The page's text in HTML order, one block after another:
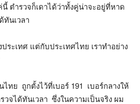
นี้ ตำรวจก็เดาได้ว่าทั้งคู่น่าจะอยู่ที่หาด
ทันเวลา
ประเทศ แต่กับประเทศไทย เราทำอย่าง
ไทย ถูกตั้งไว้ที่เบอร์ 191 เบอร์กลางให้
จได้ทันเวลา ซึ่งในความเป็นจริง ผม